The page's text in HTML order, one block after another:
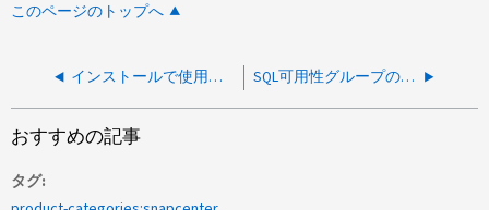
このページのトップへ
インストールで使用されているアカウント以外のアカウントでSnapCenter GUIにログインできない SQL可用性グループのすべてのホストで一部のディスクが検出されない
おすすめの記事
タグ